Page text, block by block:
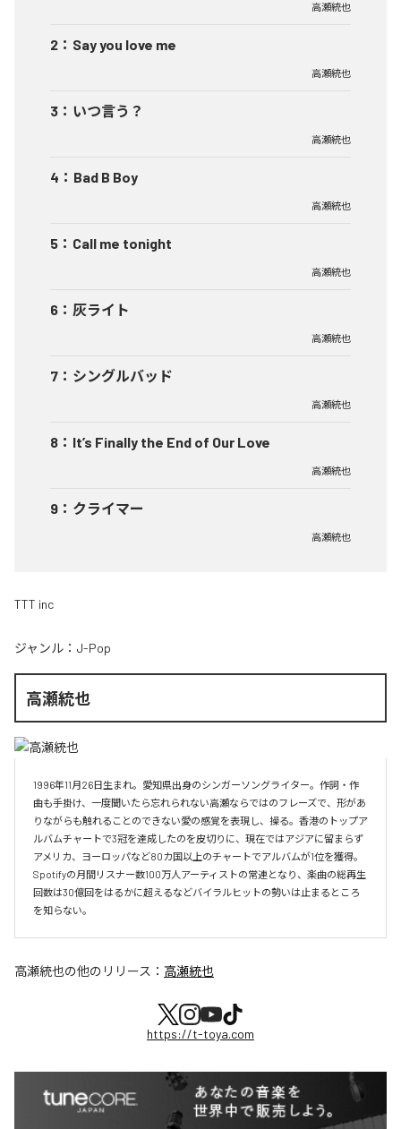
高瀬統也
2 ： Say you love me
高瀬統也
3 ： いつ言う？
高瀬統也
4 ： Bad B Boy
高瀬統也
5 ： Call me tonight
高瀬統也
6 ： 灰ライト
高瀬統也
7 ： シングルバッド
高瀬統也
8 ： It’s Finally the End of Our Love
高瀬統也
9 ： クライマー
高瀬統也
TTT inc
ジャンル： J-Pop
高瀬統也
1996年11月26日生まれ。愛知県出身のシンガーソングライター。作詞・作
曲も手掛け、一度聞いたら忘れられない高瀬ならではのフレーズで、形があ
りながらも触れることのできない愛の感覚を表現し、操る。香港のトップア
ルバムチャートで3冠を達成したのを皮切りに、現在ではアジアに留まらず
アメリカ、ヨーロッパなど80カ国以上のチャートでアルバムが1位を獲得。
Spotifyの月間リスナー数100万人アーティストの常連となり、楽曲の総再生
回数は30億回をはるかに超えるなどバイラルヒットの勢いは止まるところ
を知らない。
高瀬統也の他のリリース： 高瀬統也
https://t-toya.com